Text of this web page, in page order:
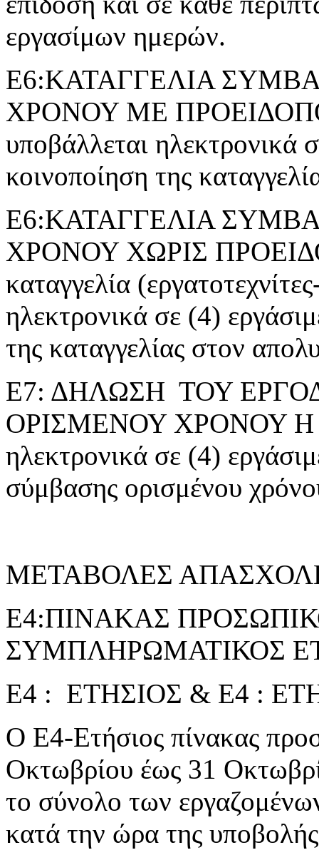
εργασίμων ημερών.
Ε6:ΚΑΤΑΓΓΕΛΙΑ
ΧΡΟΝΟΥ ΜΕ
υποβάλλεται ηλεκτρονικά
κοινοποίηση της
Ε6:ΚΑΤΑΓΓΕΛΙΑ
ΧΡΟΝΟΥ ΧΩΡΙΣ
καταγγελία
ηλεκτρονικά σε (4)
της καταγγελίας στον
Ε7: ΔΗΛΩΣΗ ΤΟΥ
ΟΡΙΣΜΕΝΟΥ ΧΡΟΝΟΥ Η
ηλεκτρονικά σε (4)
σύμβασης ορισμένου
ΜΕΤΑΒΟΛΕΣ
Ε4:ΠΙΝΑΚΑΣ
ΣΥΜΠΛΗΡΩΜΑΤΙΚΟΣ
Ε4 : ΕΤΗΣΙΟΣ & Ε4 :
Ο Ε4-Ετήσιος πίνακας
Οκτωβρίου έως 31
το σύνολο των
κατά την ώρα της